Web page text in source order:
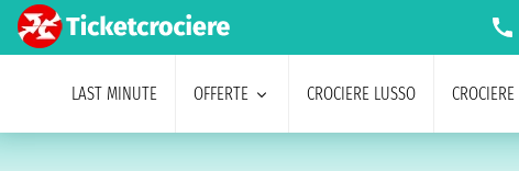
LAST MINUTE OFFERTE CROCIERE LUSSO CROCIERE